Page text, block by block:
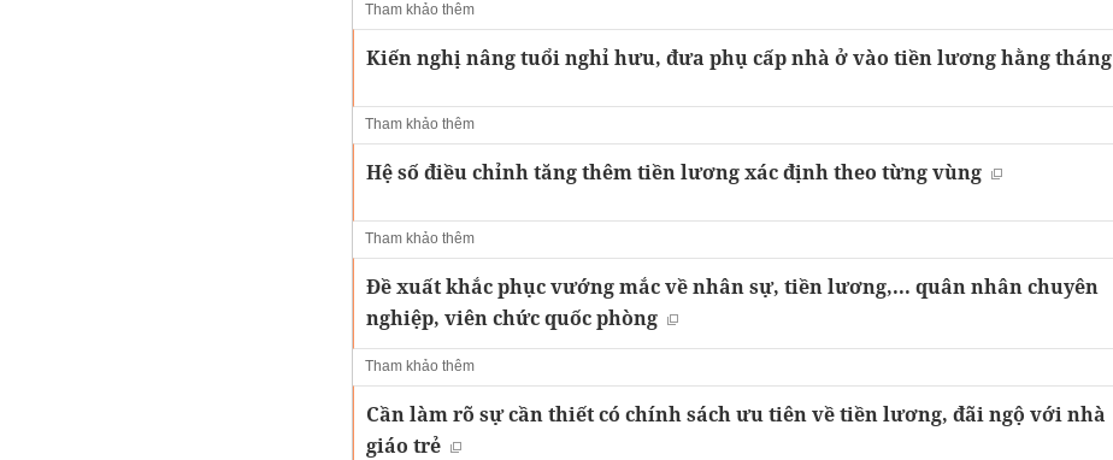
Tham khảo thêm
Kiến nghị nâng tuổi nghỉ hưu, đưa phụ cấp nhà ở vào tiền lương hằng tháng
Tham khảo thêm
Hệ số điều chỉnh tăng thêm tiền lương xác định theo từng vùng
Tham khảo thêm
Đề xuất khắc phục vướng mắc về nhân sự, tiền lương,... quân nhân chuyên
nghiệp, viên chức quốc phòng
Tham khảo thêm
Cần làm rõ sự cần thiết có chính sách ưu tiên về tiền lương, đãi ngộ với nhà
giáo trẻ